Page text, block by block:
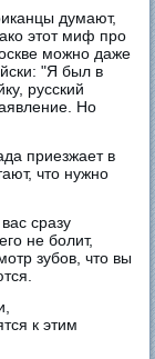
думают,
этот миф про
можно даже
"Я был в
русский
Но
приезжает в
что нужно
сразу
не болит,
зубов, что вы
к этим